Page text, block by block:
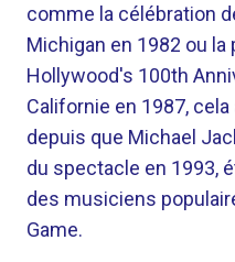
comme la célébration
Michigan en 1982 ou
Hollywood's 100th
Californie en 1987,
depuis que Michael
du spectacle en 1993,
des musiciens
Game.